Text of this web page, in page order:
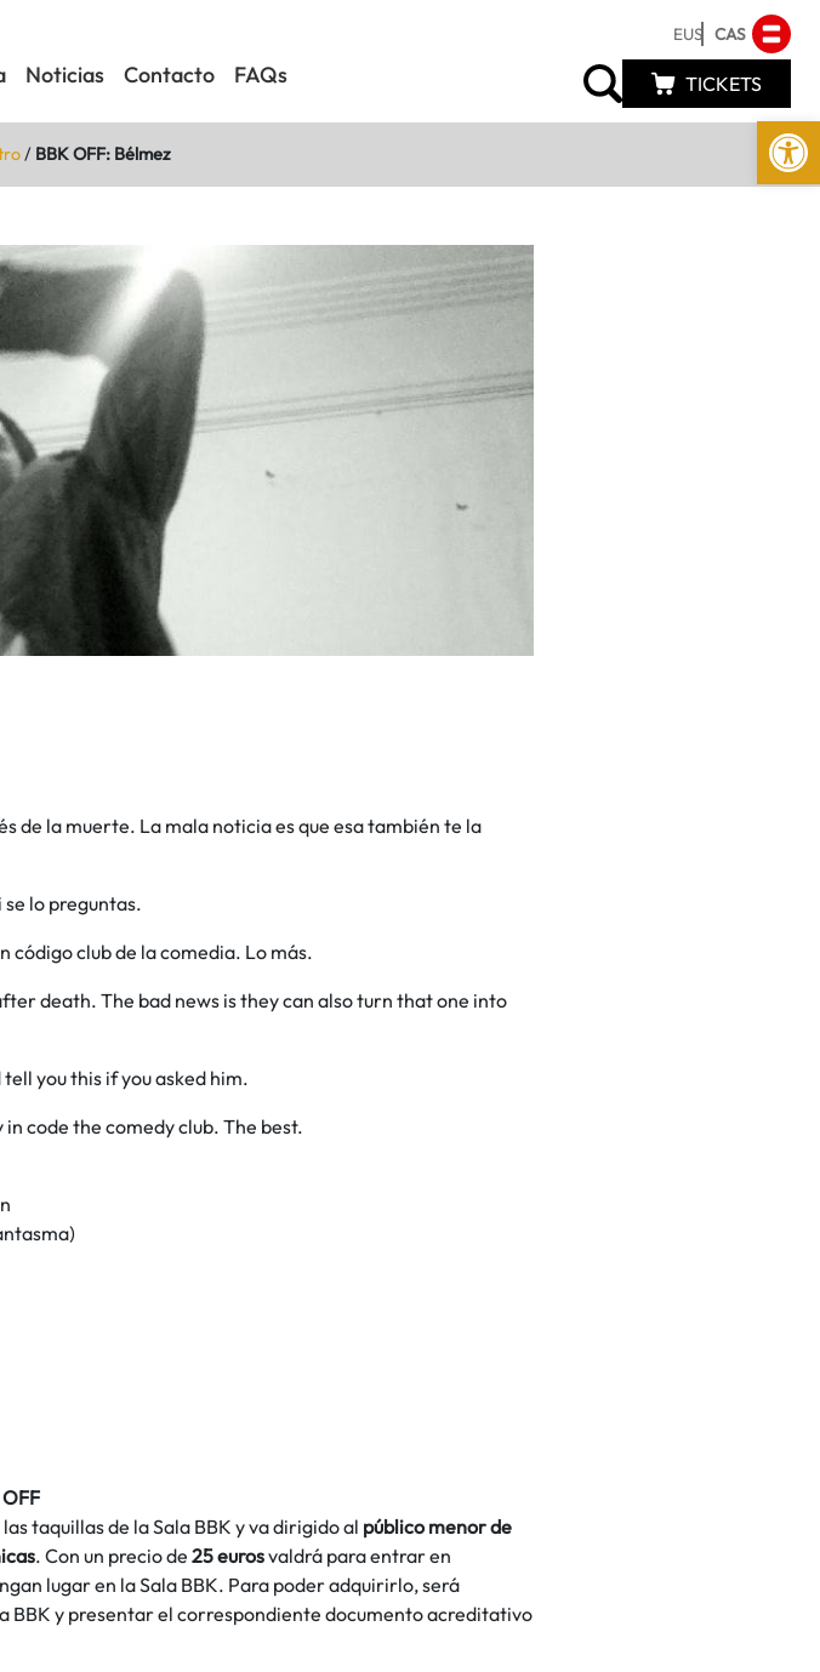
Abrir
Noticias Contacto FAQs
EUS CAS
TICKETS
/ BBK OFF: Bélmez
de la muerte. La mala noticia es que esa también te la
lo preguntas.
código club de la comedia. Lo más.
death. The bad news is they can also turn that one into
you this if you asked him.
code the comedy club. The best.
taquillas de la Sala BBK y va dirigido al público menor de
. Con un precio de 25 eurosvaldrá para entrar en
lugar en la Sala BBK. Para poder adquirirlo, será
BBK y presentar el correspondiente documento acreditativo